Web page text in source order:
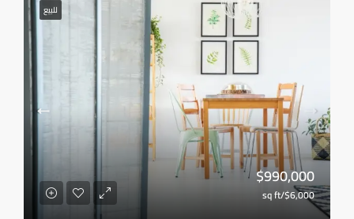
للبيع
$990,000
$6,000/sq ft